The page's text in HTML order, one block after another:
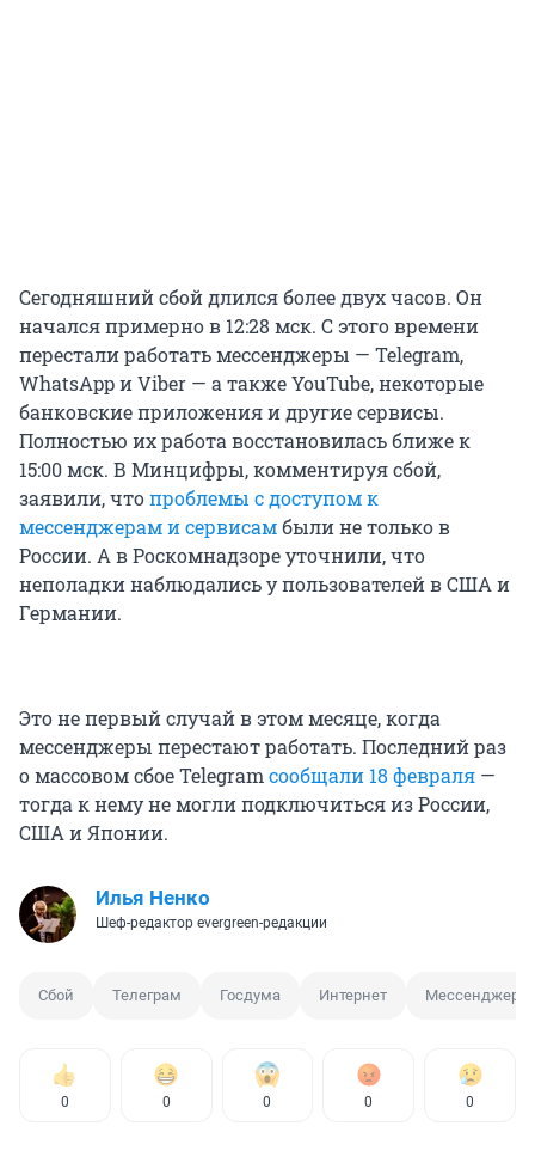
Сегодняшний сбой длился более двух часов. Он
начался примерно в 12:28 мск. С этого времени
перестали работать мессенджеры — Telegram,
WhatsApp и Viber — а также YouTube, некоторые
банковские приложения и другие сервисы.
Полностью их работа восстановилась ближе к
15:00 мск. В Минцифры, комментируя сбой,
заявили, чтопроблемы с доступом к
мессенджерам и сервисамбыли не только в
России. А в Роскомнадзоре уточнили, что
неполадки наблюдались у пользователей в США и
Германии.
Это не первый случай в этом месяце, когда
мессенджеры перестают работать. Последний раз
о массовом сбое Telegram сообщали 18 февраля —
тогда к нему не могли подключиться из России,
США и Японии.
Илья Ненко
Шеф-редактор evergreen-редакции
Сбой Телеграм Госдума Интернет Мессенджер
0 0 0 0 0